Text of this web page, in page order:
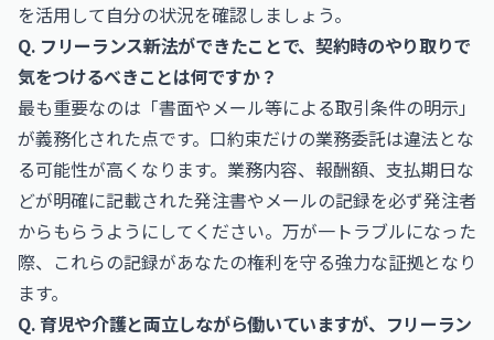
を活用して自分の状況を確認しましょう。
Q. フリーランス新法ができたことで、契約時のやり取りで
気をつけるべきことは何ですか？
最も重要なのは「書面やメール等による取引条件の明示」
が義務化された点です。口約束だけの業務委託は違法とな
る可能性が高くなります。業務内容、報酬額、支払期日な
どが明確に記載された発注書やメールの記録を必ず発注者
からもらうようにしてください。万が一トラブルになった
際、これらの記録があなたの権利を守る強力な証拠となり
ます。
Q. 育児や介護と両立しながら働いていますが、フリーラン